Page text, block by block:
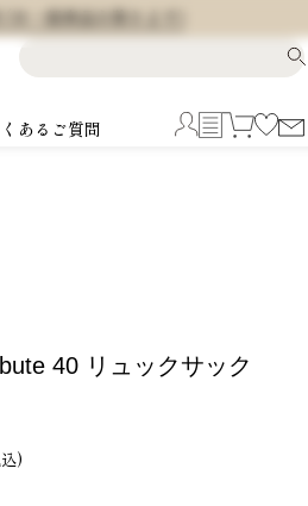
一部商品を除きます)
あるご質問
40 リュックサック